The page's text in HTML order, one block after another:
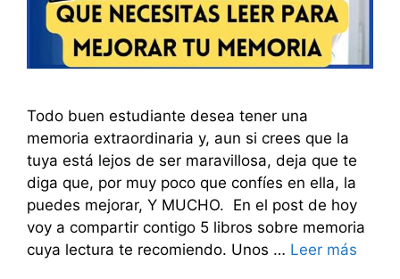
Todo buen estudiante desea tener una
memoria extraordinaria y, aun si crees que la
tuya está lejos de ser maravillosa, deja que te
diga que, por muy poco que confíes en ella, la
puedes mejorar, Y MUCHO. En el post de hoy
voy a compartir contigo 5 libros sobre memoria
cuya lectura te recomiendo. Unos … Leer más